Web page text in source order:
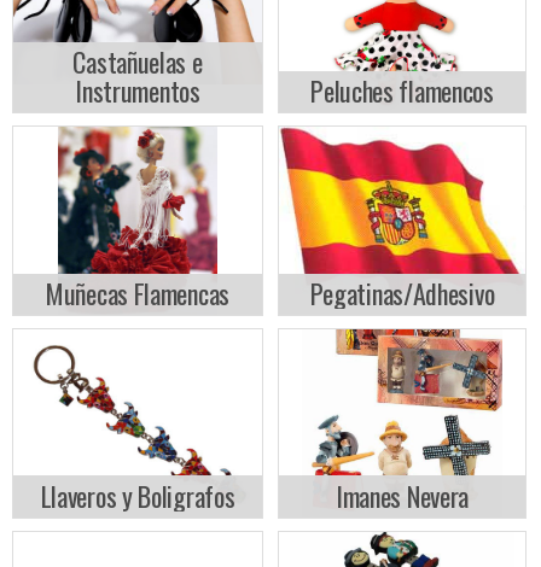
Castañuelas e
Instrumentos Peluches flamencos
Muñecas Flamencas Pegatinas/Adhesivo
Llaveros y Boligrafos Imanes Nevera